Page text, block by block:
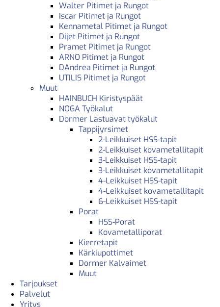
Walter Pitimet ja Rungot
Iscar Pitimet ja Rungot
Kennametal Pitimet ja Rungot
Dijet Pitimet ja Rungot
Pramet Pitimet ja Rungot
ARNO Pitimet ja Rungot
DAndrea Pitimet ja Rungot
UTILIS Pitimet ja Rungot
Muut
HAINBUCH Kiristyspäät
NOGA Työkalut
Dormer Lastuavat työkalut
Tappijyrsimet
2-Leikkuiset HSS-tapit
2-Leikkuiset kovametallitapit
3-Leikkuiset HSS-tapit
3-Leikkuiset kovametallitapit
4-Leikkuiset HSS-tapit
4-Leikkuiset kovametallitapit
6-Leikkuiset HSS-tapit
Porat
HSS-Porat
Kovametalliporat
Kierretapit
Kärkiupottimet
Dormer Kalvaimet
Muut
Tarjoukset
Palvelut
Yritys